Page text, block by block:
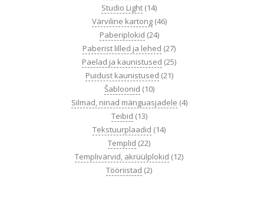
Studio Light (14)
Värviline kartong (46)
Paberiplokid (24)
Paberist lilled ja lehed (27)
Paelad ja kaunistused (25)
Puidust kaunistused (21)
Šabloonid (10)
Silmad, ninad mänguasjadele (4)
Teibid (13)
Tekstuurplaadid (14)
Templid (22)
Templivärvid, akrüülplokid (12)
Tööriistad (2)